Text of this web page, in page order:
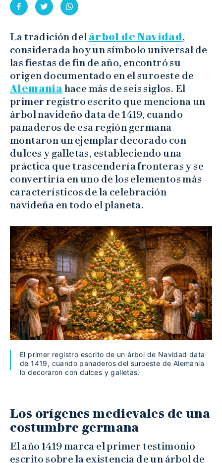
La tradición del árbol de Navidad,
considerada hoy un símbolo universal de
las fiestas de fin de año, encontró su
origen documentado en el suroeste de
Alemaniahace más de seis siglos. El
primer registro escrito que menciona un
árbol navideño data de 1419, cuando
panaderos de esa región germana
montaron un ejemplar decorado con
dulces y galletas, estableciendo una
práctica que trascendería fronteras y se
convertiría en uno de los elementos más
característicos de la celebración
navideña en todo el planeta.
El primer registro escrito de un árbol de Navidad data
de 1419, cuando panaderos del suroeste de Alemania
lo decoraron con dulces y galletas.
Los orígenes medievales de una
costumbre germana
El año 1419 marca el primer testimonio
escrito sobre la existencia de un árbol de